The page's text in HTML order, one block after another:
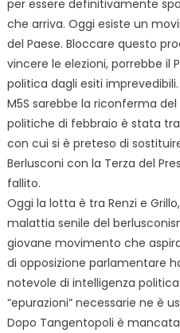
per essere definitivamente
che arriva. Oggi esiste un
del Paese. Bloccare questo
vincere le elezioni, porrebbe il
politica dagli esiti
M5S sarebbe la riconferma
politiche di febbraio è stata
con cui si è preteso di
Berlusconi con la Terza del
fallito.
Oggi la lotta è tra Renzi e
malattia senile del
giovane movimento che
di opposizione parlamentare
notevole di intelligenza
“epurazioni” necessarie ne è
Dopo Tangentopoli è